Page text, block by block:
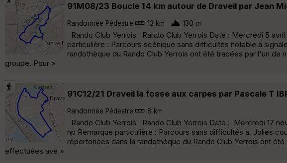
91M08/23 Boucle 14 km autour de Draveil par Jean
Randonnée Pédestre 13 km 130 m
Rando Club Yerrois Rando Club Yerrois Date : Mercredi 5
particulière : Parcours scénique sans difficultés notable à
randothèque du Rando Club Yerrois ont été tracées par l'un
groupe. Pour »
91C12/21 Draveil la fosse aux carpes par Pascale T
Randonnée Pédestre 8 km
Rando Club Yerrois Rando Club Yerrois Date : Mercredi 17
np Remarque particulière : Parcours sans difficultés a. Jolies
répertoriées dans la randothèque du Rando Club Yerrois ont
effectuées ave »